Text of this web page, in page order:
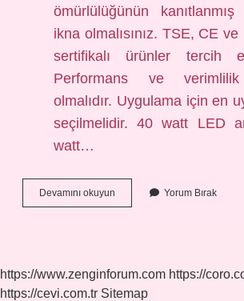
ömürlülüğünün kanıtlanmış
ikna olmalısınız. TSE, CE
sertifikalı ürünler tercih
Performans ve
olmalıdır. Uygulama için en
seçilmelidir. 40 watt LED
watt…
Devamını okuyun
Lamba
Yorum Bırak
https://www.zenginforum.com https://
https://cevi.com.tr Sitemap